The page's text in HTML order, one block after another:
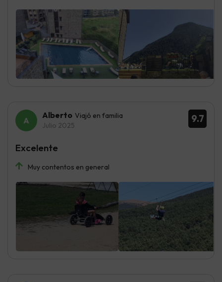
9.7
Alberto Viajó en familia
Julio 2025
Muy contentos en general
Excelente